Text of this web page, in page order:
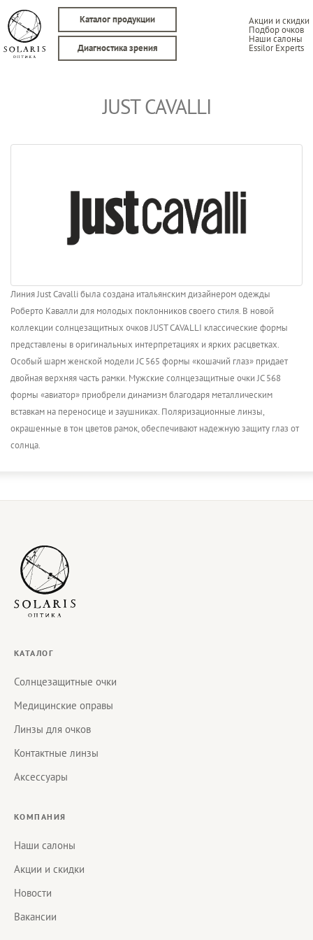
Каталог продукции Акции и скидки
Подбор очков
Наши салоны
Essilor Experts
Диагностика зрения
JUST CAVALLI
Линия Just Cavalli была создана итальянским дизайнером одежды
Роберто Кавалли для молодых поклонников своего стиля. В новой
коллекции солнцезащитных очков JUST CAVALLI классические формы
представлены в оригинальных интерпретациях и ярких расцветках.
Особый шарм женской модели JC 565 формы «кошачий глаз» придает
двойная верхняя часть рамки. Мужские солнцезащитные очки JC 568
формы «авиатор» приобрели динамизм благодаря металлическим
вставкам на переносице и заушниках. Поляризационные линзы,
окрашенные в тон цветов рамок, обеспечивают надежную защиту глаз от
солнца.
КАТАЛОГ
Солнцезащитные очки
Медицинские оправы
Линзы для очков
Контактные линзы
Аксессуары
КОМПАНИЯ
Наши салоны
Акции и скидки
Новости
Вакансии